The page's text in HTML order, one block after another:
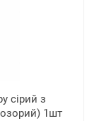
сірий з
1шт